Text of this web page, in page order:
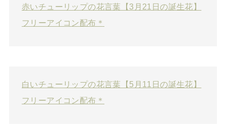
赤いチューリップの花言葉【3月21日の誕生花】
フリーアイコン配布＊
白いチューリップの花言葉【5月11日の誕生花】
フリーアイコン配布＊